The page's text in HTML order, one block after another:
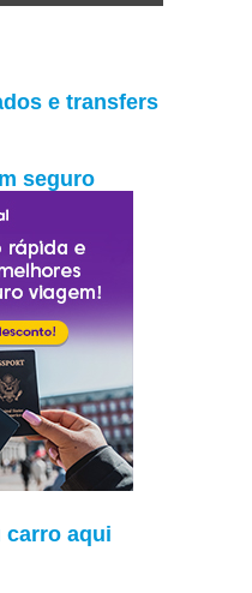
e transfers
seguro
carro aqui